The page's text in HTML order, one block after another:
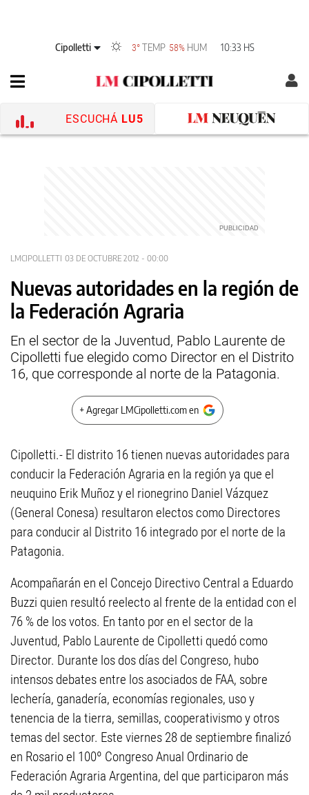
Cipolletti 3° TEMP 58% HUM 10:33 HS
ESCUCHÁ LU5
LMCIPOLLETTI 03 DE OCTUBRE 2012 - 00:00
Nuevas autoridades en la región de
la Federación Agraria
En el sector de la Juventud, Pablo Laurente de
Cipolletti fue elegido como Director en el Distrito
16, que corresponde al norte de la Patagonia.
+ Agregar LMCipolletti.com en
Cipolletti.- El distrito 16 tienen nuevas autoridades para
conducir la Federación Agraria en la región ya que el
neuquino Erik Muñoz y el rionegrino Daniel Vázquez
(General Conesa) resultaron electos como Directores
para conducir al Distrito 16 integrado por el norte de la
Patagonia.
Acompañarán en el Concejo Directivo Central a Eduardo
Buzzi quien resultó reelecto al frente de la entidad con el
76 % de los votos. En tanto por en el sector de la
Juventud, Pablo Laurente de Cipolletti quedó como
Director. Durante los dos días del Congreso, hubo
intensos debates entre los asociados de FAA, sobre
lechería, ganadería, economías regionales, uso y
tenencia de la tierra, semillas, cooperativismo y otros
temas del sector. Este viernes 28 de septiembre finalizó
en Rosario el 100º Congreso Anual Ordinario de
Federación Agraria Argentina, del que participaron más